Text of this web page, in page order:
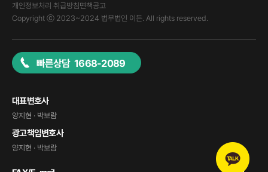
개인정보처리 취급방침면책공고
Copyright ⓒ 2023~2024 법무법인 이든. All rights reserved.
빠른상담 1668-2089
대표변호사
양지현 · 박보람
광고책임변호사
양지현 · 박보람